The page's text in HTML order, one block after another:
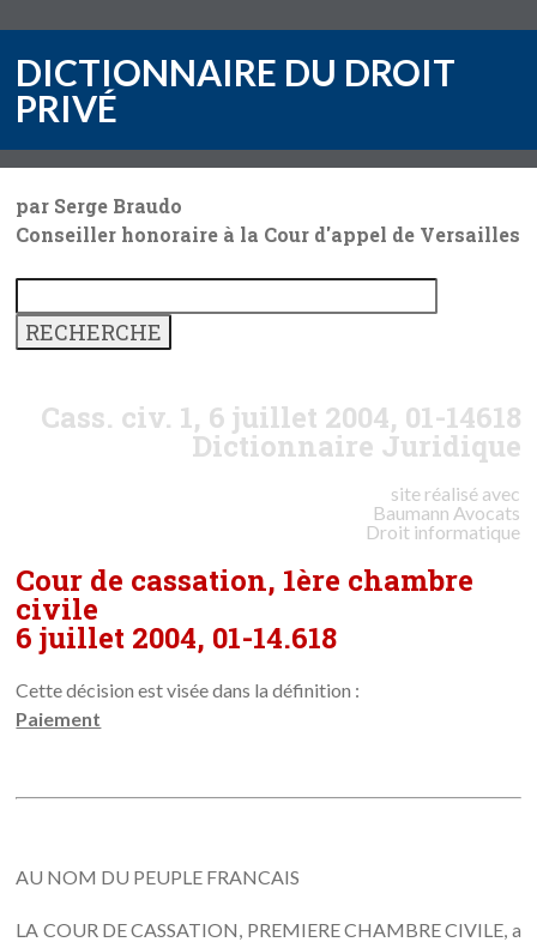
DICTIONNAIRE DU DROIT
PRIVÉ
par Serge Braudo
Conseiller honoraire à la Cour d'appel de Versailles
Cass. civ. 1, 6 juillet 2004, 01-14618
Dictionnaire Juridique
site réalisé avec
Baumann Avocats
Droit informatique
Cour de cassation, 1ère chambre
civile
6 juillet 2004, 01-14.618
Cette décision est visée dans la définition :
Paiement
AU NOM DU PEUPLE FRANCAIS
LA COUR DE CASSATION, PREMIERE CHAMBRE CIVILE, a